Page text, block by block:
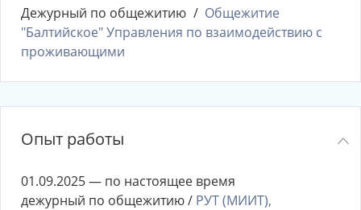
Дежурный по общежитию
Общежитие
"Балтийское" Управления по взаимодействию с
проживающими
Опыт работы
01.09.2025 — по настоящее время
дежурный по общежитию / РУТ (МИИТ),